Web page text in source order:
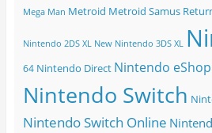
Mega Man Metroid Metroid Samus
Nintendo 2DS XL New Nintendo 3DS XL
64 Nintendo Direct Nintendo eShop
Nintendo Switch
Nintendo Switch Online